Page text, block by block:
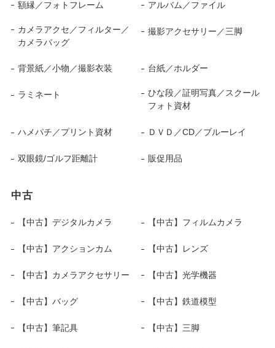
額縁／フォトフレーム アルバム／ファイル
カメラアクセ／フィルター／
カメラバッグ
撮影アクセサリー／三脚
背景紙／小物／撮影衣装 台紙／ホルダー
ラミネート
ひな段／証明写真／スクール
フォト資材
ハメパチ／プリント資材 ＤＶＤ／CD／ブルーレイ
双眼鏡/ゴルフ距離計 販促用品
中古
【中古】デジタルカメラ 【中古】フィルムカメラ
【中古】アクションカム 【中古】レンズ
【中古】カメラアクセサリー 【中古】光学機器
【中古】バッグ 【中古】鉄道模型
【中古】筆記具 【中古】三脚